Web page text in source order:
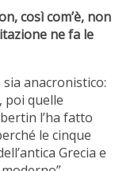
così com’è, non
ne fa le
anacronistico:
poi quelle
l’ha fatto
le cinque
Grecia e